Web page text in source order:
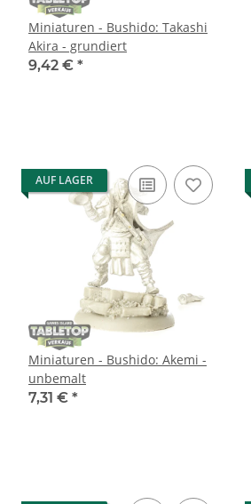
Miniaturen - Bushido: Takashi
Akira - grundiert
9,42 € *
AUF LAGER
Miniaturen - Bushido: Akemi -
unbemalt
7,31 € *